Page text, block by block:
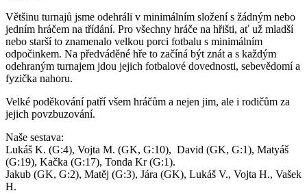
Většinu turnajů jsme odehráli v minimálním složení s žádným nebo
jedním hráčem na třídání. Pro všechny hráče na hřišti, ať už mladší
nebo starší to znamenalo velkou porci fotbalu s minimálním
odpočinkem. Na předváděné hře to začíná být znát a s každým
odehraným turnajem jdou jejich fotbalové dovednosti, sebevědomí a
fyzička nahoru.
Velké poděkování patří všem hráčům a nejen jim, ale i rodičům za
jejich povzbuzování.
Naše sestava:
Lukáš K. (G:4), Vojta M. (GK, G:10), David (GK, G:1), Matyáš
(G:19), Kačka (G:17), Tonda Kr (G:1).
Jakub (GK, G:2), Matěj (G:3), Jára (GK), Lukáš V., Vojta H., Vašek
H.